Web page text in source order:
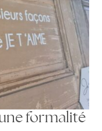
formalité